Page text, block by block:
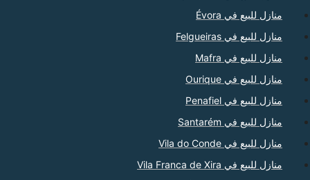
منازل للبيع في Évora
منازل للبيع في Felgueiras
منازل للبيع في Mafra
منازل للبيع في Ourique
منازل للبيع في Penafiel
منازل للبيع في Santarém
منازل للبيع في Vila do Conde
منازل للبيع في Vila Franca de Xira